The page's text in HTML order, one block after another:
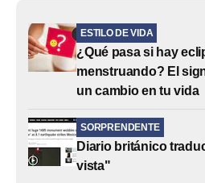
ESTILO DE VIDA
¿Qué pasa si hay
menstruando? El
un cambio en tu vida
SORPRENDENTE
Diario británico
vista"